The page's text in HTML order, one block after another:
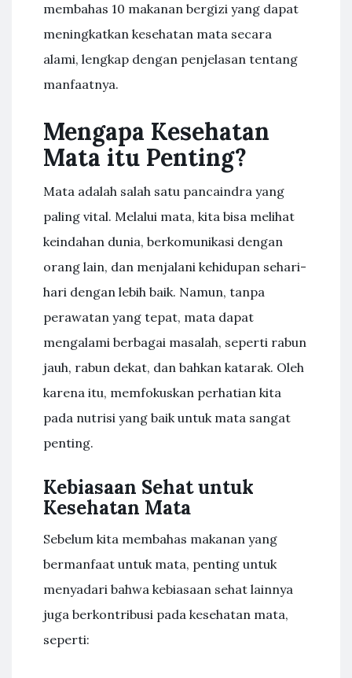
membahas 10 makanan bergizi yang dapat
meningkatkan kesehatan mata secara
alami, lengkap dengan penjelasan tentang
manfaatnya.
Mengapa Kesehatan
Mata itu Penting?
Mata adalah salah satu pancaindra yang
paling vital. Melalui mata, kita bisa melihat
keindahan dunia, berkomunikasi dengan
orang lain, dan menjalani kehidupan sehari-
hari dengan lebih baik. Namun, tanpa
perawatan yang tepat, mata dapat
mengalami berbagai masalah, seperti rabun
jauh, rabun dekat, dan bahkan katarak. Oleh
karena itu, memfokuskan perhatian kita
pada nutrisi yang baik untuk mata sangat
penting.
Kebiasaan Sehat untuk
Kesehatan Mata
Sebelum kita membahas makanan yang
bermanfaat untuk mata, penting untuk
menyadari bahwa kebiasaan sehat lainnya
juga berkontribusi pada kesehatan mata,
seperti: